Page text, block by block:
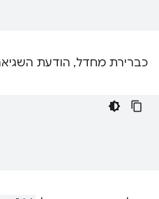
כברירת מחדל, הודעת